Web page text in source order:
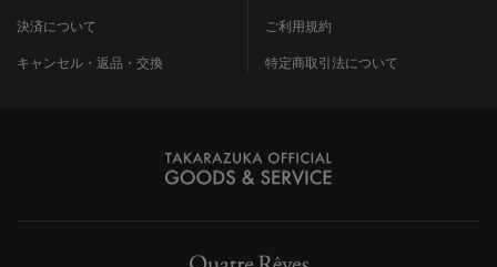
決済について
キャンセル・返品・交換
ご利用規約
特定商取引法について